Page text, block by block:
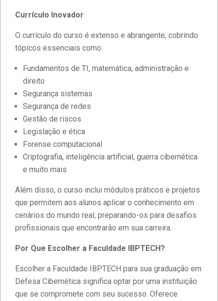
Currículo Inovador
O currículo do curso é extenso e abrangente, cobrindo
tópicos essenciais como:
Fundamentos de TI, matemática, administração e
direito
Segurança sistemas
Segurança de redes
Gestão de riscos
Legislação e ética
Forense computacional
Criptografia, inteligência artificial, guerra cibernética
e muito mais
Além disso, o curso inclui módulos práticos e projetos
que permitem aos alunos aplicar o conhecimento em
cenários do mundo real, preparando-os para desafios
profissionais que encontrarão em sua carreira.
Por Que Escolher a Faculdade IBPTECH?
Escolher a Faculdade IBPTECH para sua graduação em
Defesa Cibernética significa optar por uma instituição
que se compromete com seu sucesso. Oferece